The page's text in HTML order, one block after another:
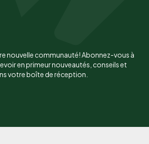
nouvelle communauté! Abonnez-vous à
en primeur nouveautés, conseils et
votre boîte de réception.